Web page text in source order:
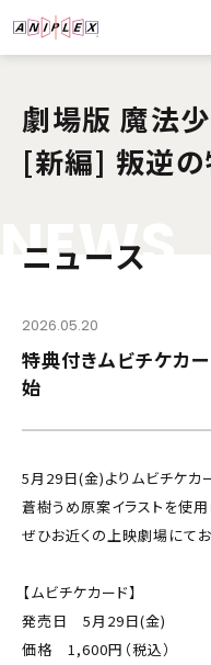
劇場版 魔法
[新編] 叛逆
NEWS
ニュース
2026.05.20
特典付きムビチケカ
始
5月29日(金)よりムビチケカ
蒼樹うめ原案イラストを使用
ぜひお近くの上映劇場にて
【ムビチケカード】
発売日 5月29日(金)
価格 1,600円（税込）